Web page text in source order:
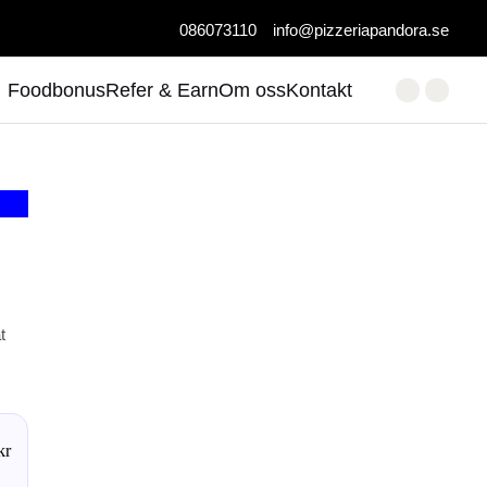
086073110 info@pizzeriapandora.se
FoodbonusRefer & EarnOm ossKontakt